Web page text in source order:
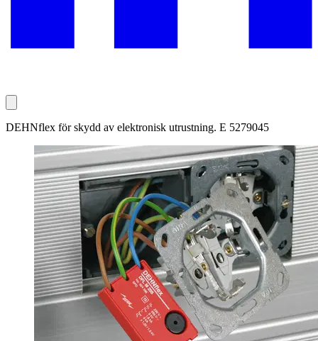
DEHNflex för skydd av elektronisk utrustning. E 5279045